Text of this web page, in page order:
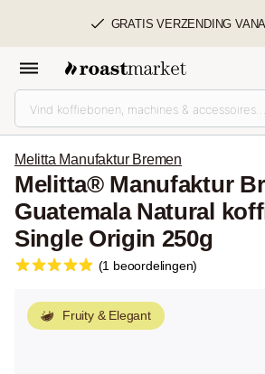
GRATIS VERZENDING
Melitta Manufaktur Bremen
Melitta® Manufaktur
Guatemala Natural
Single Origin 250g
(1 beoordelingen)
Fruity & Elegant